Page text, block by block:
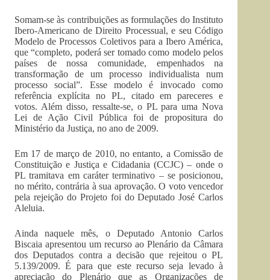
Somam-se às contribuições as formulações do Instituto
Ibero-Americano de Direito Processual, e seu Código
Modelo de Processos Coletivos para a Ibero América,
que “completo, poderá ser tomado como modelo pelos
países de nossa comunidade, empenhados na
transformação de um processo individualista num
processo social”. Esse modelo é invocado como
referência explícita no PL, citado em pareceres e
votos. Além disso, ressalte-se, o PL para uma Nova
Lei de Ação Civil Pública foi de propositura do
Ministério da Justiça, no ano de 2009.
Em 17 de março de 2010, no entanto, a Comissão de
Constituição e Justiça e Cidadania (CCJC) – onde o
PL tramitava em caráter terminativo – se posicionou,
no mérito, contrária à sua aprovação. O voto vencedor
pela rejeição do Projeto foi do Deputado José Carlos
Aleluia.
Ainda naquele mês, o Deputado Antonio Carlos
Biscaia apresentou um recurso ao Plenário da Câmara
dos Deputados contra a decisão que rejeitou o PL
5.139/2009. É para que este recurso seja levado à
apreciação do Plenário que as Organizações de